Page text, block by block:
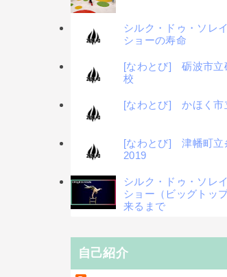
シルク・ドゥ・ソレ
ショーの寿命
[なわとび] 砺波市立
校
[なわとび] かほく市
[なわとび] 津幡町立
2019
シルク・ドゥ・ソレ
ショー（ビッグトッ
来るまで
自己紹介